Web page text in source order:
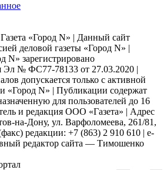
«Город N» | Данный сайт
деловой газеты «Город N» |
N» зарегистрировано
Эл № ФС77-78133 от 27.03.2020 |
допускается только с активной
«Город N» | Публикации содержат
для пользователей до 16
и редакция ООО «Газета» | Адрес
на-Дону, ул. Варфоломеева, 261/81,
редакции: +7 (863) 2 910 610 | e-
редактор сайта — Тимошенко